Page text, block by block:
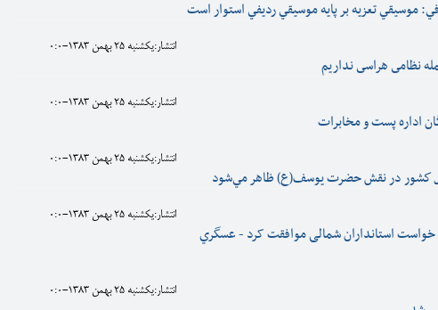
موسيقي تعزيه بر پايه موسيقي رديفي استوار است
انتشار:يکشنبه 25 بهمن 1383-0:0
نظامى هراسى نداريم
انتشار:يکشنبه 25 بهمن 1383-0:0
اداره پست و مخابرات
انتشار:يکشنبه 25 بهمن 1383-0:0
كشور در نقش حضرت يوسف(ع) ظاهر مي‌شود
انتشار:يکشنبه 25 بهمن 1383-0:0
استانداران شمالی موافقت کرد - عسگري
انتشار:يکشنبه 25 بهمن 1383-0:0